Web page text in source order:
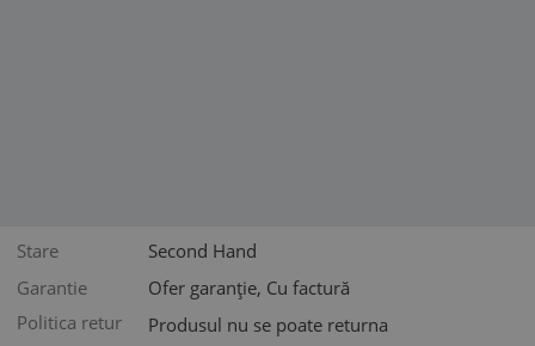
Stare
Second Hand
Garantie
Ofer garanție, Cu factură
Politica retur
Produsul nu se poate returna